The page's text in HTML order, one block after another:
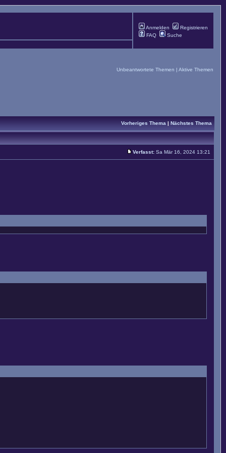
Anmelden
Registrieren
FAQ
Suche
Unbeantwortete Themen | Aktive Themen
Vorheriges Thema | Nächstes Thema
Verfasst: Sa Mär 16, 2024 13:21